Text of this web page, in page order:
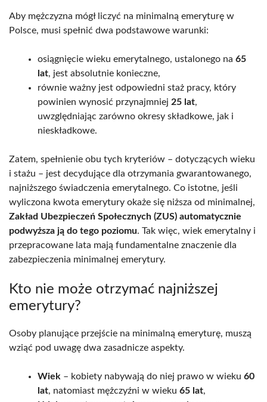
Aby mężczyzna mógł liczyć na minimalną emeryturę w
Polsce, musi spełnić dwa podstawowe warunki:
osiągnięcie wieku emerytalnego, ustalonego na 65
lat, jest absolutnie konieczne,
równie ważny jest odpowiedni staż pracy, który
powinien wynosić przynajmniej 25 lat,
uwzględniając zarówno okresy składkowe, jak i
nieskładkowe.
Zatem, spełnienie obu tych kryteriów – dotyczących wieku
i stażu – jest decydujące dla otrzymania gwarantowanego,
najniższego świadczenia emerytalnego. Co istotne, jeśli
wyliczona kwota emerytury okaże się niższa od minimalnej,
Zakład Ubezpieczeń Społecznych (ZUS) automatycznie
podwyższa ją do tego poziomu. Tak więc, wiek emerytalny i
przepracowane lata mają fundamentalne znaczenie dla
zabezpieczenia minimalnej emerytury.
Kto nie może otrzymać najniższej
emerytury?
Osoby planujące przejście na minimalną emeryturę, muszą
wziąć pod uwagę dwa zasadnicze aspekty.
Wiek – kobiety nabywają do niej prawo w wieku 60
lat, natomiast mężczyźni w wieku 65 lat,